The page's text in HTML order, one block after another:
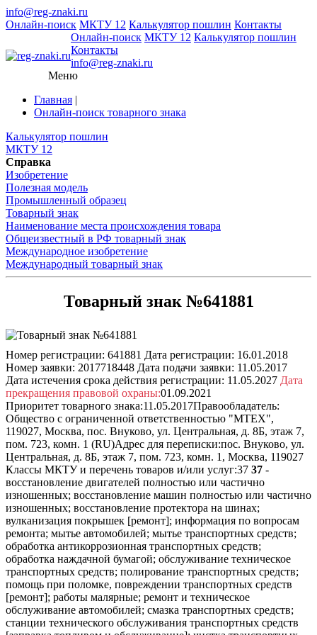
info@reg-znaki.ru
Онлайн-поиск МКТУ 12 Калькулятор пошлин Контакты
Онлайн-поиск МКТУ 12 Калькулятор пошлин
Контакты
info@reg-znaki.ru
Меню
Главная |
Онлайн-поиск товарного знака
Калькулятор пошлин
МКТУ 12
Справка
Изобретение
Полезная модель
Промышленный образец
Товарный знак
Наименование места происхождения товара
Общеизвестный в РФ товарный знак
Международное изобретение
Международный товарный знак
Товарный знак №641881
Номер регистрации: 641881 Дата регистрации: 16.01.2018
Номер заявки: 2017718448 Дата подачи заявки: 11.05.2017
Дата истечения срока действия регистрации: 11.05.2027 Дата
прекращения правовой охраны:01.09.2021
Приоритет товарного знака:11.05.2017Правообладатель:
Общество с ограниченной ответственностью "МТЕХ",
119027, Москва, пос. Внуково, ул. Центральная, д. 8Б, этаж 7,
пом. 723, комн. 1 (RU)Адрес для переписки:пос. Внуково, ул.
Центральная, д. 8Б, этаж 7, пом. 723, комн. 1, Москва, 119027
Классы МКТУ и перечень товаров и/или услуг:37 37 -
восстановление двигателей полностью или частично
изношенных; восстановление машин полностью или частично
изношенных; восстановление протектора на шинах;
вулканизация покрышек [ремонт]; информация по вопросам
ремонта; мытье автомобилей; мытье транспортных средств;
обработка антикоррозионная транспортных средств;
обработка наждачной бумагой; обслуживание техническое
транспортных средств; полирование транспортных средств;
помощь при поломке, повреждении транспортных средств
[ремонт]; работы малярные; ремонт и техническое
обслуживание автомобилей; смазка транспортных средств;
станции технического обслуживания транспортных средств